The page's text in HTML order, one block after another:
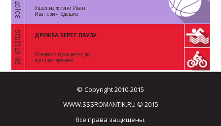
Ушел из жизни Иван
Иванович Едешко
«
28|07|2026 ДРУЖБА БЕРЕТ ПАУЗУ
Плаввело прощается до
лучших времен
© Copyright 2010-2015
WWW.SSSROMANTIK.RU © 2015
Все права защищены.